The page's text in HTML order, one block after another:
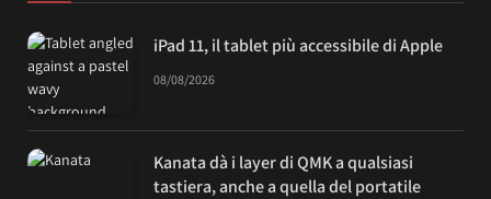
iPad 11, il tablet più accessibile di Apple
08/08/2026
Kanata dà i layer di QMK a qualsiasi
tastiera, anche a quella del portatile